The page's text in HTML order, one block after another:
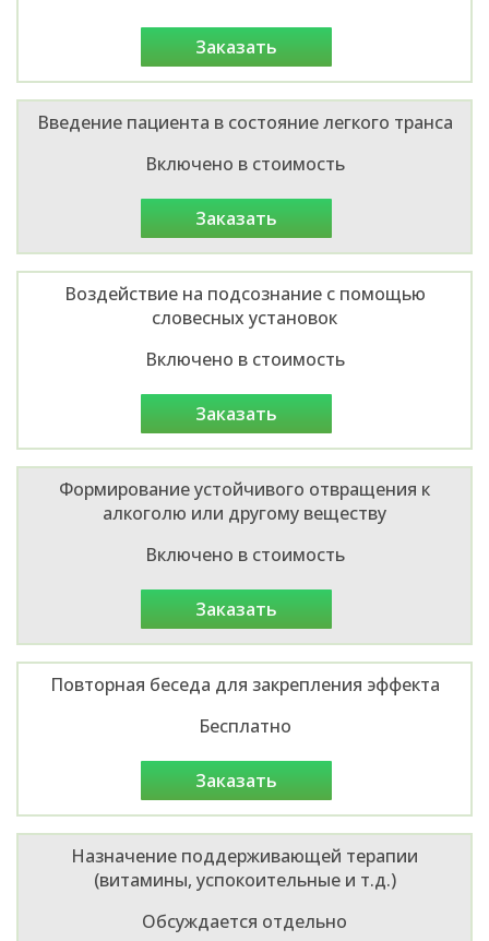
заказать
Введение пациента в состояние легкого транса
Включено в стоимость
заказать
Воздействие на подсознание с помощью
словесных установок
Включено в стоимость
заказать
Формирование устойчивого отвращения к
алкоголю или другому веществу
Включено в стоимость
заказать
Повторная беседа для закрепления эффекта
Бесплатно
заказать
Назначение поддерживающей терапии
(витамины, успокоительные и т.д.)
Обсуждается отдельно